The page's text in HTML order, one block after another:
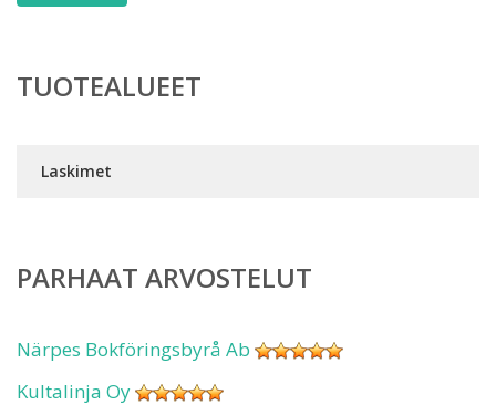
TUOTEALUEET
Laskimet
PARHAAT ARVOSTELUT
Närpes Bokföringsbyrå Ab
Kultalinja Oy